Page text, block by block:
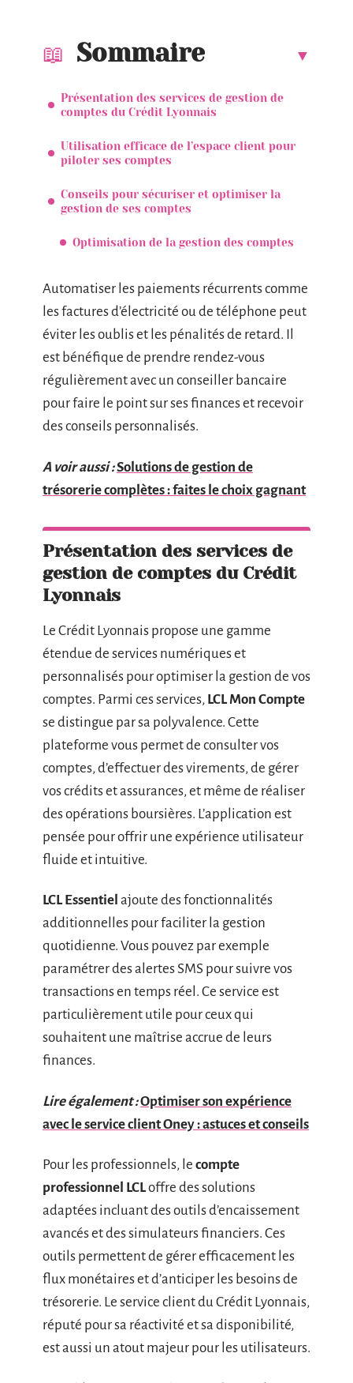
Sommaire
Présentation des services de gestion de
comptes du Crédit Lyonnais
Utilisation efficace de l’espace client pour
piloter ses comptes
Conseils pour sécuriser et optimiser la
gestion de ses comptes
Optimisation de la gestion des comptes
Automatiser les paiements récurrents comme
les factures d’électricité ou de téléphone peut
éviter les oublis et les pénalités de retard. Il
est bénéfique de prendre rendez-vous
régulièrement avec un conseiller bancaire
pour faire le point sur ses finances et recevoir
des conseils personnalisés.
A voir aussi :Solutions de gestion de
trésorerie complètes : faites le choix gagnant
Présentation des services de
gestion de comptes du Crédit
Lyonnais
Le Crédit Lyonnais propose une gamme
étendue de services numériques et
personnalisés pour optimiser la gestion de vos
comptes. Parmi ces services, LCL Mon Compte
se distingue par sa polyvalence. Cette
plateforme vous permet de consulter vos
comptes, d’effectuer des virements, de gérer
vos crédits et assurances, et même de réaliser
des opérations boursières. L’application est
pensée pour offrir une expérience utilisateur
fluide et intuitive.
LCL Essentiel ajoute des fonctionnalités
additionnelles pour faciliter la gestion
quotidienne. Vous pouvez par exemple
paramétrer des alertes SMS pour suivre vos
transactions en temps réel. Ce service est
particulièrement utile pour ceux qui
souhaitent une maîtrise accrue de leurs
finances.
Lire également :Optimiser son expérience
avec le service client Oney : astuces et conseils
Pour les professionnels, le compte
professionnel LCLoffre des solutions
adaptées incluant des outils d’encaissement
avancés et des simulateurs financiers. Ces
outils permettent de gérer efficacement les
flux monétaires et d’anticiper les besoins de
trésorerie. Le service client du Crédit Lyonnais,
réputé pour sa réactivité et sa disponibilité,
est aussi un atout majeur pour les utilisateurs.